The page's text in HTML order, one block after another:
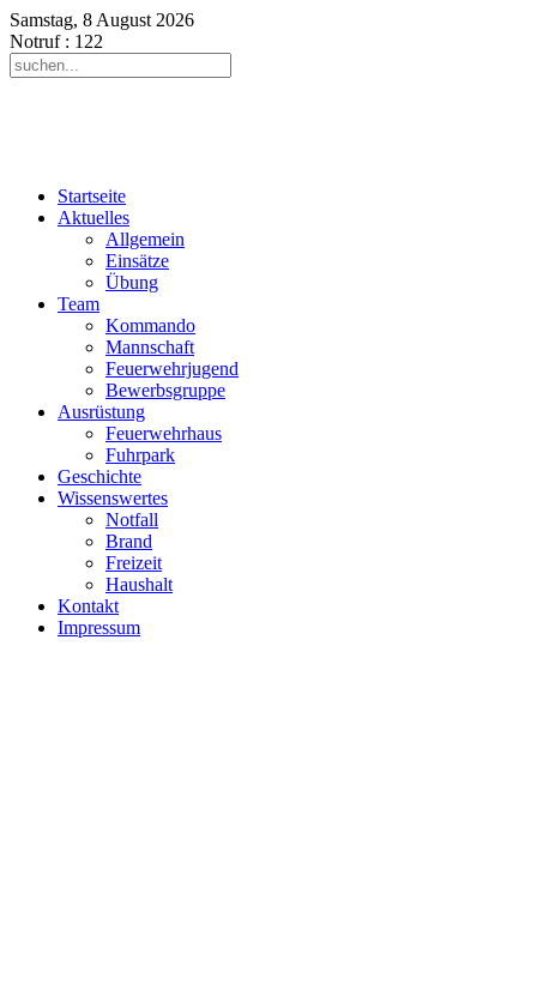
Samstag, 8 August 2026
Notruf: 122
Startseite
Aktuelles
Allgemein
Einsätze
Übung
Team
Kommando
Mannschaft
Feuerwehrjugend
Bewerbsgruppe
Ausrüstung
Feuerwehrhaus
Fuhrpark
Geschichte
Wissenswertes
Notfall
Brand
Freizeit
Haushalt
Kontakt
Impressum